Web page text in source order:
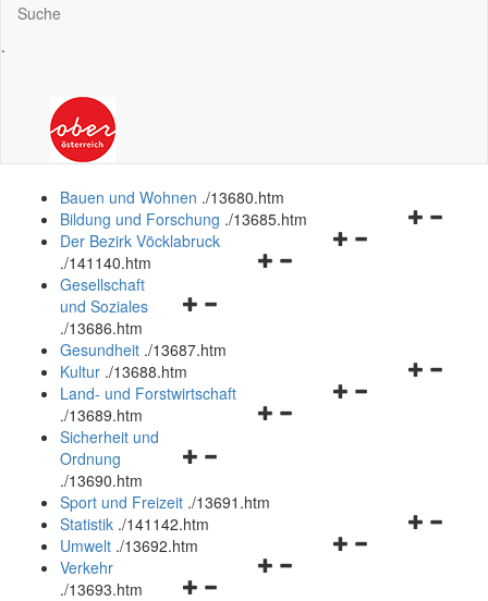
Suche
.
Bauen und Wohnen ./13680.htm
Navigationsmenü
Bildung und Forschung ./13685.htm
Navigationsmenü
Der Bezirk Vöcklabruck
./141140.htm
Navigationsmenü
und
schließen
Gesellschaft
und Soziales
./13686.htm
Gesundheit ./13687.htm
Navigationsmenü
Kultur ./13688.htm
Navigationsmenü
Land- und Forstwirtschaft
./13689.htm
Navigationsmenü
und
schließen
Sicherheit und
Ordnung
./13690.htm
Sport und Freizeit ./13691.htm
Navigationsmenü
Statistik ./141142.htm
Navigationsmenü
Umwelt ./13692.htm
Navigationsmenü
Verkehr
./13693.htm